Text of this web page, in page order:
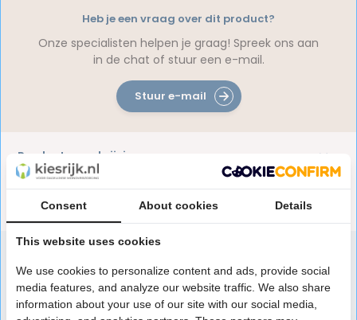
Productomschrijving
Reviews
Heb je een vraag over dit product?
Onze specialisten helpen je graag! Spreek ons aan
in de chat of stuur een e-mail.
Stuur e-mail
Speciaal aanbevolen voor jou
Consent About cookies Details
This website uses cookies
We use cookies to personalize content and ads, provide social
media features, and analyze our website traffic. We also share
information about your use of our site with our social media,